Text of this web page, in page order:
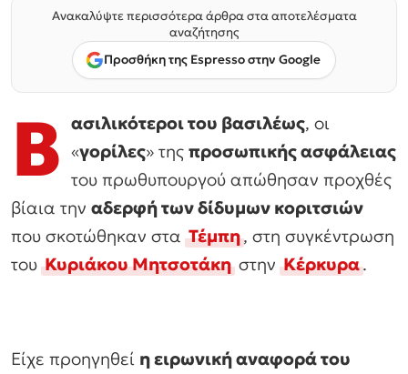
Ανακαλύψτε περισσότερα άρθρα στα αποτελέσματα
αναζήτησης
Προσθήκη της Espresso στην Google
Β ασιλικότεροι του βασιλέως, οι
«γορίλες» της προσωπικής ασφάλειας
του πρωθυπουργού απώθησαν προχθές
βίαια την αδερφή των δίδυμων κοριτσιών
που σκοτώθηκαν σταΤέμπη, στη συγκέντρωση
τουΚυριάκου ΜητσοτάκηστηνΚέρκυρα.
Είχε προηγηθεί η ειρωνική αναφορά του